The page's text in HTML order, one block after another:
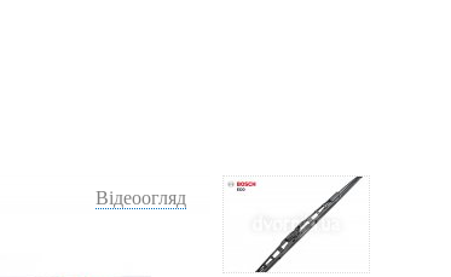
Відеоогляд